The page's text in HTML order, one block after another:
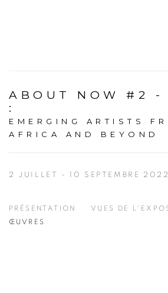
ABOUT NOW #2 -
:
EMERGING ARTISTS
AFRICA AND BEYOND
2 JUILLET - 10 SEPTEMBRE 2022
PRÉSENTATION
VUES DE
ŒUVRES